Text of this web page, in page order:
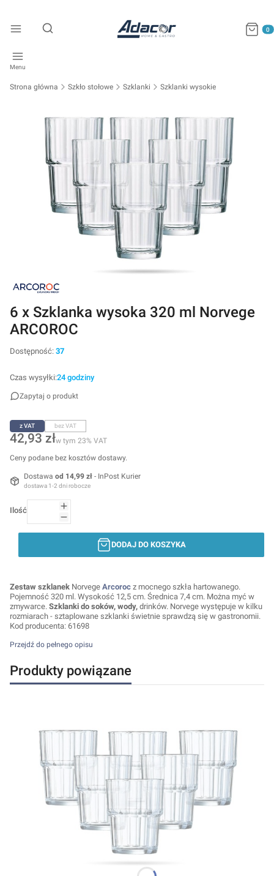
Otwórz wyszukiwarkę
Menu
Strona główna Szkło stołowe Szklanki Szklanki wysokie
6 x Szklanka wysoka 320 ml Norvege
ARCOROC
Dostępność: 37
Czas wysyłki:24 godziny
Zapytaj o produkt
z VAT bez VAT
Cena
42,93 złw tym 23% VAT
w tym 23% VAT
Ceny podane bez kosztów dostawy.
Dostawa od 14,99 zł - InPost Kurier
dostawa 1-2 dni robocze
Ilość
DODAJ DO KOSZYKA
Zestaw szklanek Norvege Arcoroc z mocnego szkła hartowanego.
Pojemność 320 ml. Wysokość 12,5 cm. Średnica 7,4 cm. Można myć w
zmywarce. Szklanki do soków, wody, drinków. Norvege występuje w kilku
rozmiarach - sztaplowane szklanki świetnie sprawdzą się w gastronomii.
Kod producenta: 61698
Przejdź do pełnego opisu
Produkty powiązane